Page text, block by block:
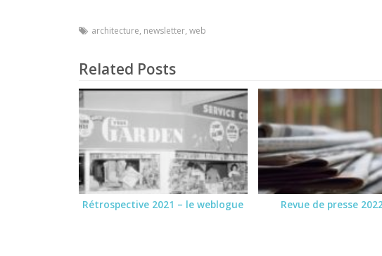
architecture, newsletter, web
Related Posts
Rétrospective 2021 – le weblogue Revue de presse